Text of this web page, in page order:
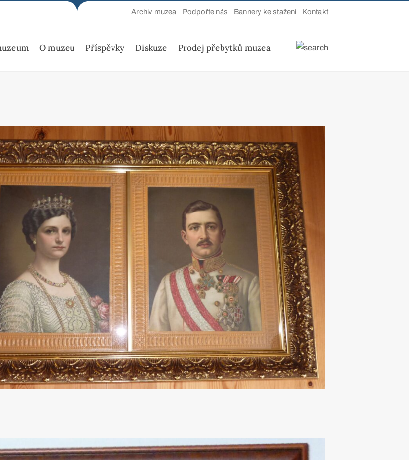
Archiv muzea Podpořte nás Bannery ke stažení Kontakt
O muzeu Příspěvky Diskuze Prodej přebytků muzea